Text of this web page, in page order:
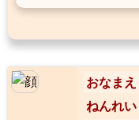
おなまえ
ねんれい